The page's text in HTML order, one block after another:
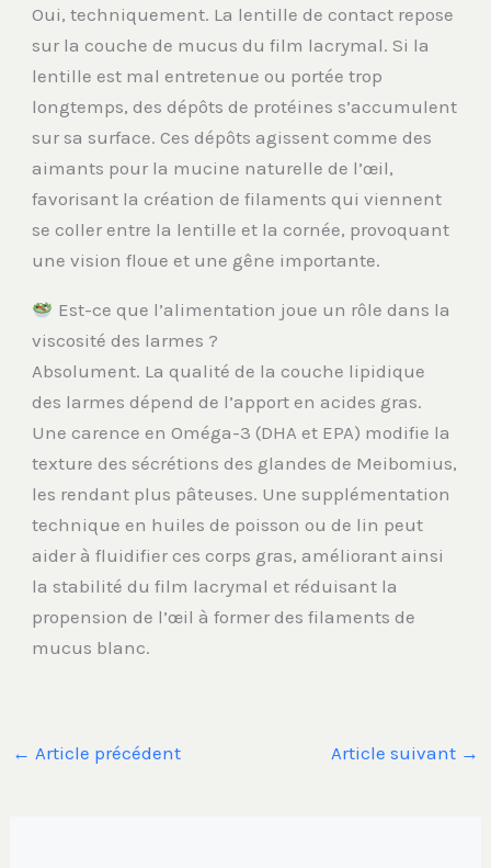
Oui, techniquement. La lentille de contact repose
sur la couche de mucus du film lacrymal. Si la
lentille est mal entretenue ou portée trop
longtemps, des dépôts de protéines s’accumulent
sur sa surface. Ces dépôts agissent comme des
aimants pour la mucine naturelle de l’œil,
favorisant la création de filaments qui viennent
se coller entre la lentille et la cornée, provoquant
une vision floue et une gêne importante.
Est-ce que l’alimentation joue un rôle dans la
viscosité des larmes ?
Absolument. La qualité de la couche lipidique
des larmes dépend de l’apport en acides gras.
Une carence en Oméga-3 (DHA et EPA) modifie la
texture des sécrétions des glandes de Meibomius,
les rendant plus pâteuses. Une supplémentation
technique en huiles de poisson ou de lin peut
aider à fluidifier ces corps gras, améliorant ainsi
la stabilité du film lacrymal et réduisant la
propension de l’œil à former des filaments de
mucus blanc.
← Article précédent Article suivant →